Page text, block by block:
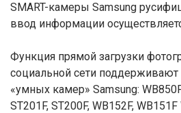
SMART-камеры Samsung
ввод информации
Функция прямой загрузки
социальной сети
«умных камер» Samsung:
ST201F, ST200F, WB152F,